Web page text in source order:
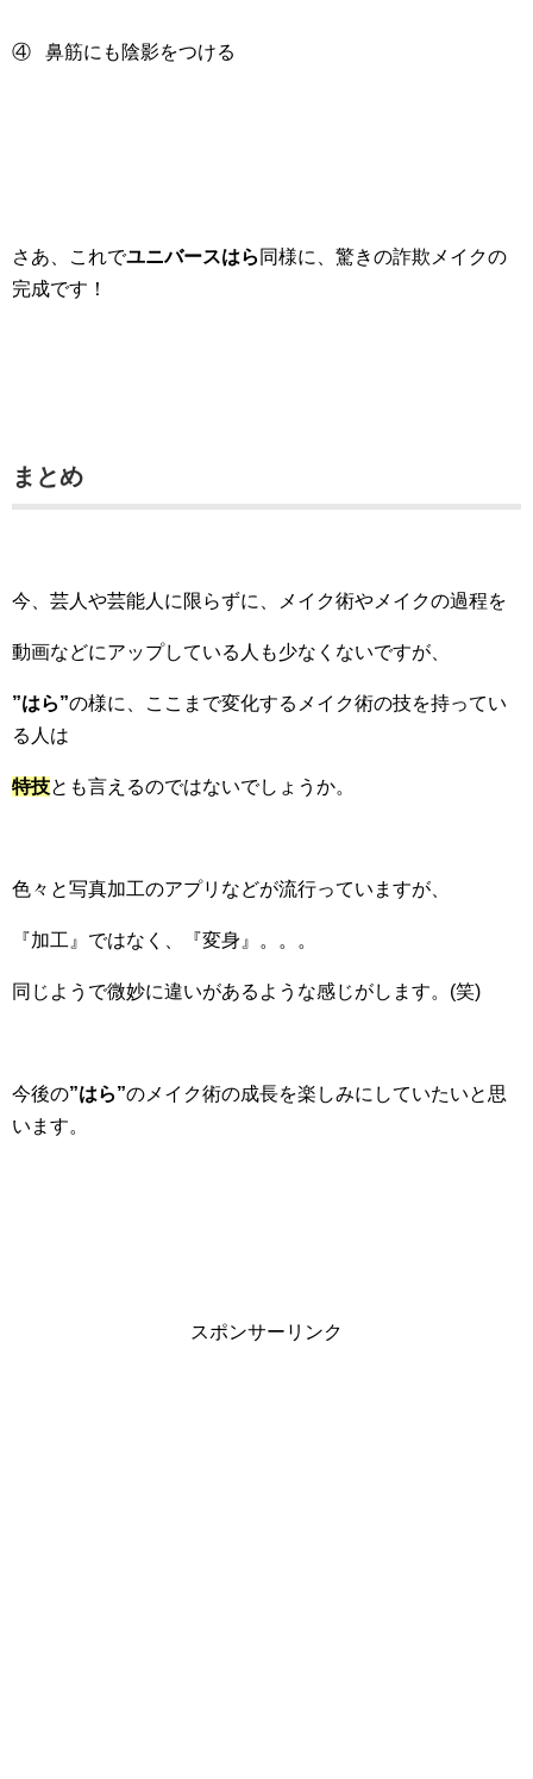
④ 鼻筋にも陰影をつける
さあ、これでユニバースはら 同様に、驚きの詐欺メイクの
完成です！
まとめ
今、芸人や芸能人に限らずに、メイク術やメイクの過程を
動画などにアップしている人も少なくないですが、
”はら”の様に、ここまで変化するメイク術の技を持ってい
る人は
特技とも言えるのではないでしょうか。
色々と写真加工のアプリなどが流行っていますが、
『加工』ではなく、『変身』。。。
同じようで微妙に違いがあるような感じがします。(笑)
今後の”はら”のメイク術の成長を楽しみにしていたいと思
います。
スポンサーリンク